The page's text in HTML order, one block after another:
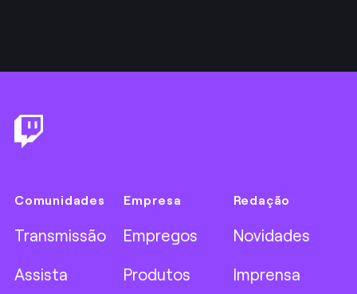
Comunidades
Transmissão
Assista
Empresa
Empregos
Produtos
Redação
Novidades
Imprensa